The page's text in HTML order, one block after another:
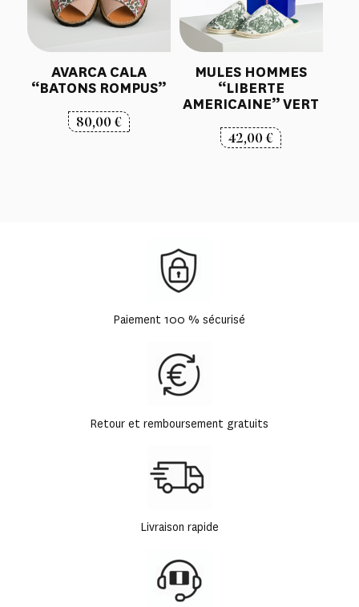
AVARCA CALA
“BATONS ROMPUS”
80,00€
MULES HOMMES
“LIBERTE
AMERICAINE” VERT
42,00€
Paiement 100 % sécurisé
Retour et remboursement gratuits
Livraison rapide